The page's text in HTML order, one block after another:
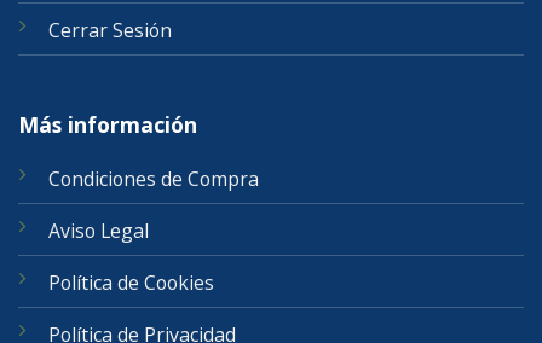
Cerrar Sesión
Más información
Condiciones de Compra
Aviso Legal
Política de Cookies
Política de Privacidad